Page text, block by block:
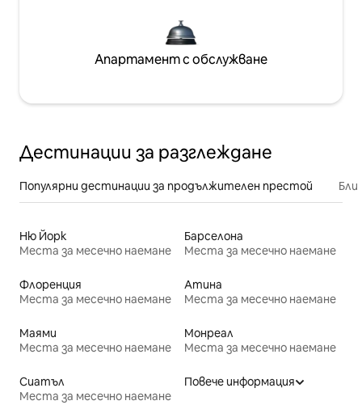
Апартамент с обслужване
Дестинации за разглеждане
Популярни дестинации за продължителен престой
Ню Йорк
Места за месечно наемане
Барселона
Места за месечно наемане
Флоренция
Места за месечно наемане
Атина
Места за месечно наемане
Маями
Места за месечно наемане
Монреал
Места за месечно наемане
Сиатъл
Места за месечно наемане
Повече информация